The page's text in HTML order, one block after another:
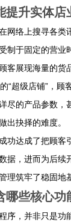
提升实体店
网络上搜寻各类
制于固定的营业
客展现海量的货
“超级店铺”，顾
尽的产品参数，
出抉择的难度。
功达成了把顾客
据，进而为后续
理筑牢了稳固地
哪些核心功
序，并非只是功